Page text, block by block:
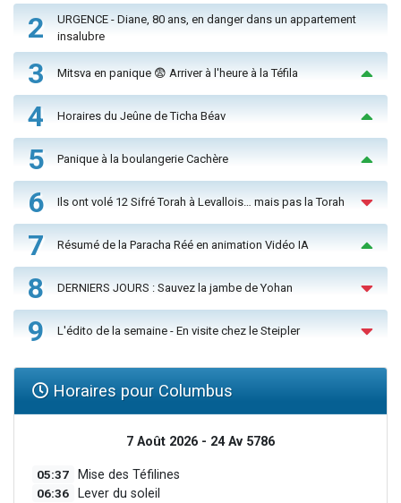
2
URGENCE - Diane, 80 ans, en danger dans un appartement
insalubre
3 Mitsva en panique 😨 Arriver à l'heure à la Téfila
4 Horaires du Jeûne de Ticha Béav
5 Panique à la boulangerie Cachère
6 Ils ont volé 12 Sifré Torah à Levallois… mais pas la Torah
7 Résumé de la Paracha Réé en animation Vidéo IA
8 DERNIERS JOURS : Sauvez la jambe de Yohan
9 L'édito de la semaine - En visite chez le Steipler
Horaires pour Columbus
7 Août 2026 - 24 Av 5786
05:37 Mise des Téfilines
06:36 Lever du soleil